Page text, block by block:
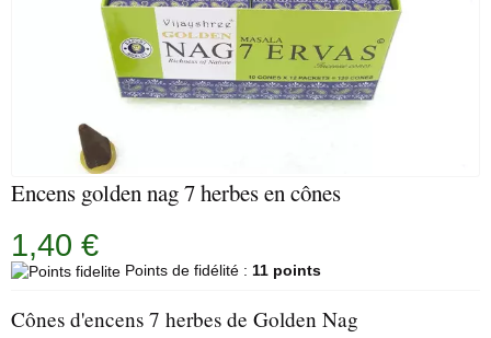
Encens golden nag 7 herbes en cônes
1,40 €
Points de fidélité : 11 points
Cônes d'encens 7 herbes de Golden Nag